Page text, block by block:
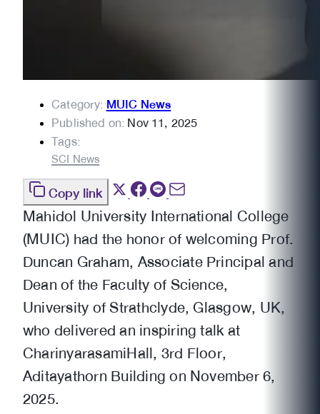
Category:MUIC News
Published on:Nov 11, 2025
Tags:
SCI News
Copy link
Mahidol University International College
(MUIC) had the honor of welcoming Prof.
Duncan Graham, Associate Principal and
Dean of the Faculty of Science,
University of Strathclyde, Glasgow, UK,
who delivered an inspiring talk at
CharinyarasamiHall, 3rd Floor,
Aditayathorn Building on November 6,
2025.